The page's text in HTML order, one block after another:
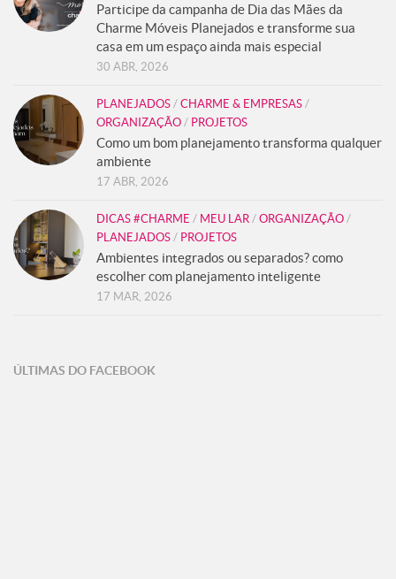
Participe da campanha de Dia das Mães da
Charme Móveis Planejados e transforme sua
casa em um espaço ainda mais especial
30 ABR, 2026
PLANEJADOS / CHARME & EMPRESAS /
ORGANIZAÇÃO / PROJETOS
Como um bom planejamento transforma qualquer
ambiente
17 ABR, 2026
DICAS #CHARME / MEU LAR / ORGANIZAÇÃO /
PLANEJADOS / PROJETOS
Ambientes integrados ou separados? como
escolher com planejamento inteligente
17 MAR, 2026
ÚLTIMAS DO FACEBOOK